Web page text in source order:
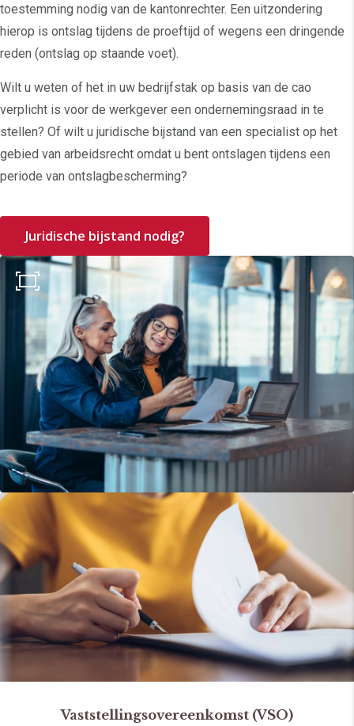
toestemming nodig van de kantonrechter. Een uitzondering
hierop is ontslag tijdens de proeftijd of wegens een dringende
reden (ontslag op staande voet).
Wilt u weten of het in uw bedrijfstak op basis van de cao
verplicht is voor de werkgever een ondernemingsraad in te
stellen? Of wilt u juridische bijstand van een specialist op het
gebied van arbeidsrecht omdat u bent ontslagen tijdens een
periode van ontslagbescherming?
Juridische bijstand nodig?
Vaststellingsovereenkomst (VSO)